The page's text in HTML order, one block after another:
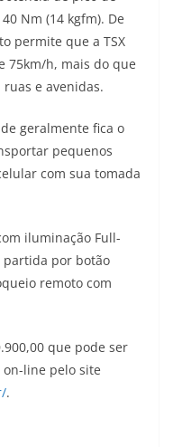
Nm (14 kgfm). De
permite que a TSX
75km/h, mais do que
e avenidas.
geralmente fica o
pequenos
com sua tomada
iluminação Full-
partida por botão
remoto com
que pode ser
on-line pelo site
.